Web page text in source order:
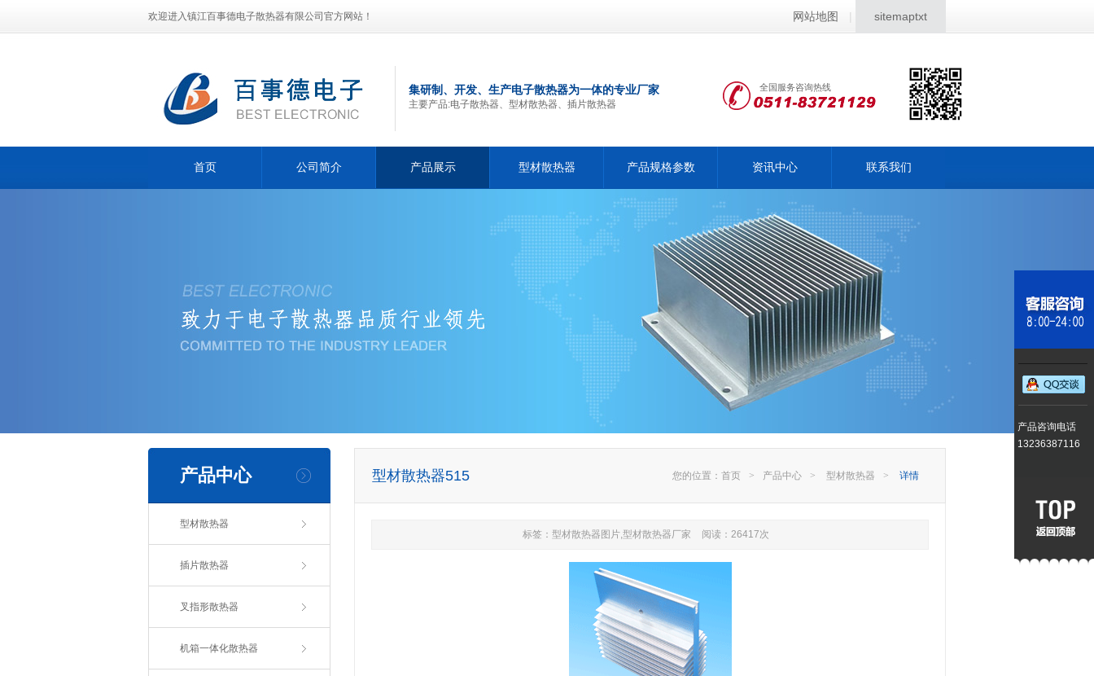
欢迎进入镇江百事德电子散热器有限公司官方网站！ 网站地图 | sitemaptxt
集研制、开发、生产电子散热器为一体的专业厂家
主要产品:电子散热器、型材散热器、插片散热器
全国服务咨询热线
首页 公司简介 产品展示 型材散热器 产品规格参数 资讯中心 联系我们
产品中心
型材散热器
插片散热器
叉指形散热器
机箱一体化散热器
型材散热器515 您的位置： 首页 > 产品中心 > 型材散热器 > 详情
标签：型材散热器图片,型材散热器厂家 阅读：26417次
产品咨询电话
13236387116